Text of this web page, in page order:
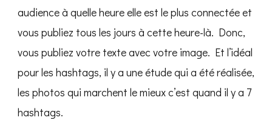
audience à quelle heure elle est le plus connectée et
vous publiez tous les jours à cette heure-là. Donc,
vous publiez votre texte avec votre image. Et l’idéal
pour les hashtags, il y a une étude qui a été réalisée,
les photos qui marchent le mieux c’est quand il y a 7
hashtags.